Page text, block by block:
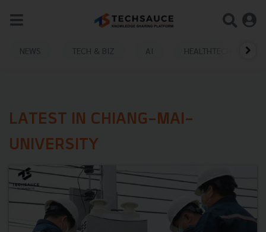
NEWS TECH & BIZ AI HEALTHTECH
LATEST IN CHIANG-MAI-
UNIVERSITY